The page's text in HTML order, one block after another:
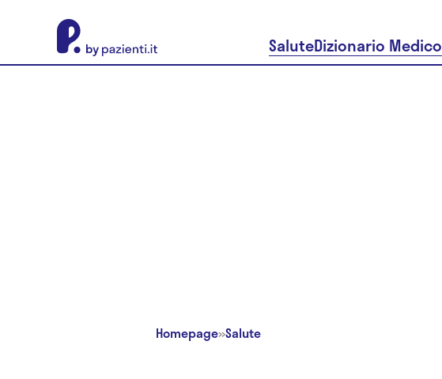
SaluteDizionario Medico
Homepage»Salute